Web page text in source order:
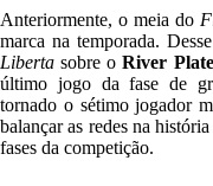
Anteriormente, o meia do
marca na temporada.
Liberta sobre oRiver Plate
último jogo da fase de
tornado o sétimo jogador
balançar as redes na
fases da competição.